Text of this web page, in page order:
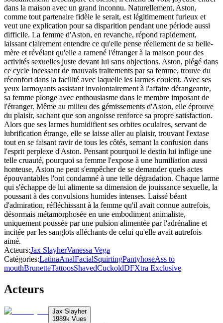
dans la maison avec un grand inconnu. Naturellement, Aston,
comme tout partenaire fidèle le serait, est légitimement furieux et
veut une explication pour sa disparition pendant une période aussi
difficile. La femme d'Aston, en revanche, répond rapidement,
laissant clairement entendre ce qu'elle pense réellement de sa belle-
mère et révélant qu'elle a ramené l'étranger à la maison pour des
activités sexuelles juste devant lui sans objections. Aston, piégé dans
ce cycle incessant de mauvais traitements par sa femme, trouve du
réconfort dans la facilité avec laquelle les larmes coulent. Avec ses
yeux larmoyants assistant involontairement à l'affaire dérangeante,
sa femme plonge avec enthousiasme dans le membre imposant de
l'étranger. Même au milieu des gémissements d'Aston, elle éprouve
du plaisir, sachant que son angoisse renforce sa propre satisfaction.
Alors que ses larmes humidifient ses orbites oculaires, servant de
lubrification étrange, elle se laisse aller au plaisir, trouvant l'extase
tout en se faisant ravir de tous les côtés, semant la confusion dans
l'esprit perplexe d'Aston. Pensant pourquoi le destin lui inflige une
telle cruauté, pourquoi sa femme l'expose à une humiliation aussi
honteuse, Aston ne peut s'empêcher de se demander quels actes
épouvantables l'ont condamné à une telle dégradation. Chaque larme
qui s'échappe de lui alimente sa dimension de jouissance sexuelle, la
poussant à des convulsions humides intenses. Laissé béant
d'admiration, réfléchissant à la femme qu'il avait connue autrefois,
désormais métamorphosée en une embodiment animaliste,
uniquement poussée par une pulsion alimentée par l'adrénaline et
incitée par les sanglots alléchants de celui qu'elle avait autrefois
aimé.
Acteurs:Jax SlayherVanessa Vega
Catégories:LatinaAnalFacialSquirtingPantyhoseAss to
mouthBrunetteTattoosShavedCuckoldDFXtra Exclusive
Acteurs
Jax Slayher
1989k Vues